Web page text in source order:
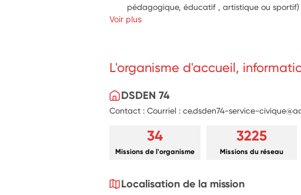
pédagogique, éducatif , artistique ou sportif)
Faire le lien les parents d'élèves et les
organisation
Voir plus
L'organisme d'accueil,
DSDEN 74
Contact : Courriel : ce.dsden74-service-
34
Missions de l'organisme
3225
Missions du réseau
Localisation de la mission